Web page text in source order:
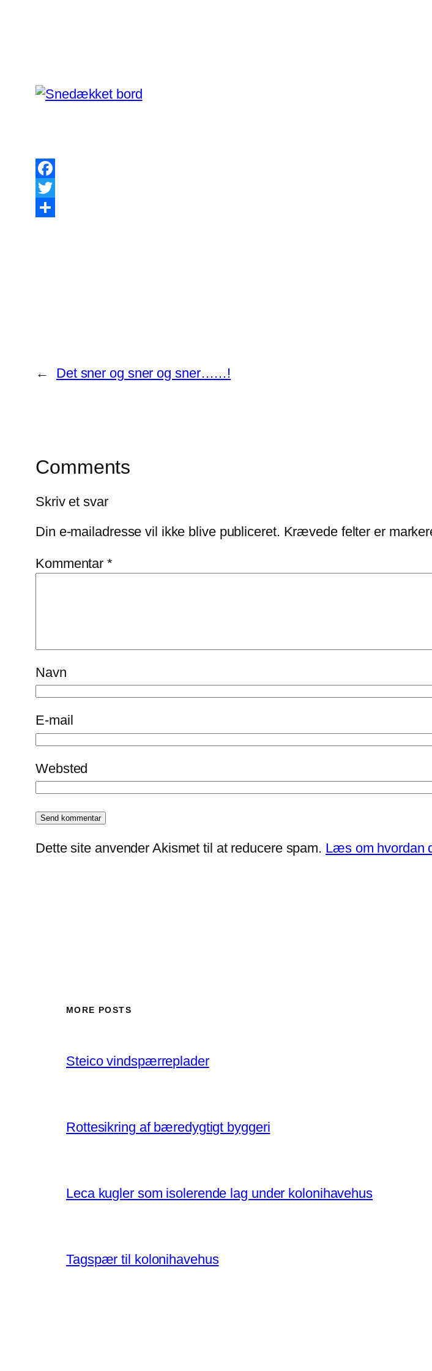
Facebook
Twitter
← Det sner og sner og sner……!
Comments
Skriv et svar
Din e-mailadresse vil ikke blive publiceret. Krævede felter er
Kommentar*
Navn
E-mail
Websted
Dette site anvender Akismet til at reducere spam. Læs om hvordan
MORE POSTS
Steico vindspærreplader
Rottesikring af bæredygtigt byggeri
Leca kugler som isolerende lag under kolonihavehus
Tagspær til kolonihavehus